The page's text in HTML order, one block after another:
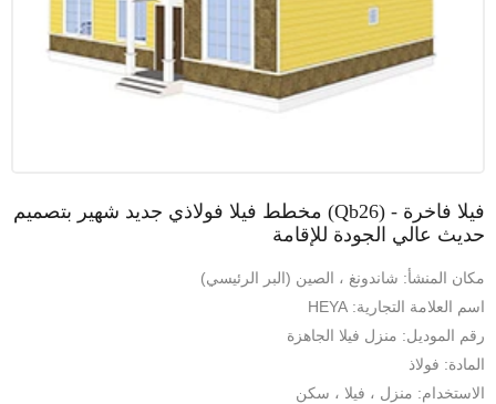
فيلا فاخرة - (Qb26) مخطط فيلا فولاذي جديد شهير بتصميم
حديث عالي الجودة للإقامة
مكان المنشأ: شاندونغ ، الصين (البر الرئيسي)
اسم العلامة التجارية: HEYA
رقم الموديل: منزل فيلا الجاهزة
المادة: فولاذ
الاستخدام: منزل ، فيلا ، سكن